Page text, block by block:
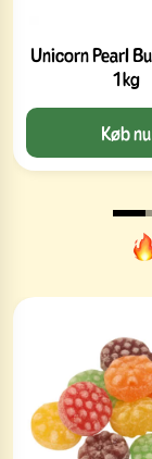
Unicorn Pearl
1kg
Køb nu